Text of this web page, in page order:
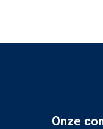
Onze